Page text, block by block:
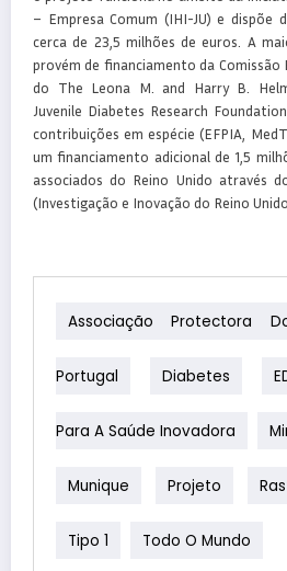
– Empresa Comum (IHI-JU) e
cerca de 23,5 milhões de euros. A
provém de financiamento da Comissão
do The Leona M. and Harry B.
Juvenile Diabetes Research
contribuições em espécie (EFPIA,
um financiamento adicional de 1,5
associados do Reino Unido através
(Investigação e Inovação do Reino
Associação Protectora
Portugal Diabetes
Para A Saúde Inovadora
Munique Projeto
Tipo 1 Todo O Mundo